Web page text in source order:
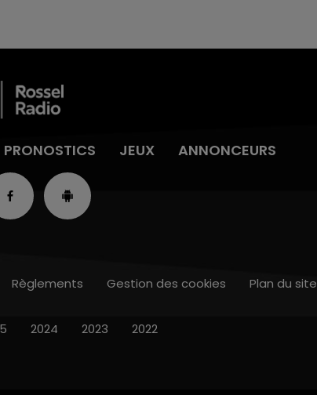
PRONOSTICS JEUX ANNONCEURS
Règlements Gestion des cookies Plan du site
2024 2023 2022